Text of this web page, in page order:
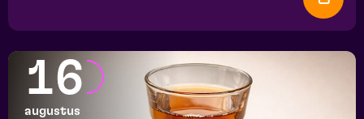
16
augustus